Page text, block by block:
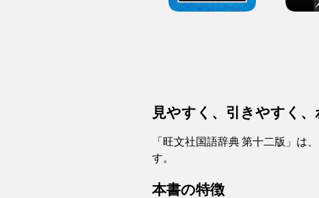
見やすく、引きやすく
「旺文社国語辞典 第十二版」は
す。
本書の特徴